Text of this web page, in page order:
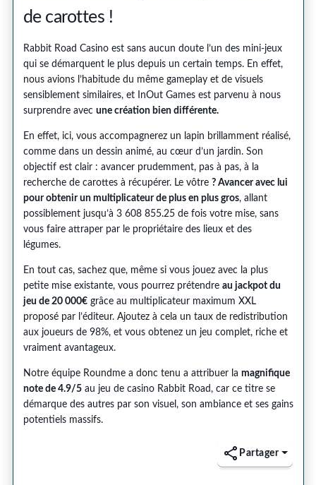
de carottes !
Rabbit Road Casino est sans aucun doute l’un des mini-jeux
qui se démarquent le plus depuis un certain temps. En effet,
nous avions l’habitude du même gameplay et de visuels
sensiblement similaires, et InOut Games est parvenu à nous
surprendre avec une création bien différente.
En effet, ici, vous accompagnerez un lapin brillamment réalisé,
comme dans un dessin animé, au cœur d’un jardin. Son
objectif est clair : avancer prudemment, pas à pas, à la
recherche de carottes à récupérer. Le vôtre ? Avancer avec lui
pour obtenir un multiplicateur de plus en plus gros, allant
possiblement jusqu’à 3 608 855.25 de fois votre mise, sans
vous faire attraper par le propriétaire des lieux et des
légumes.
En tout cas, sachez que, même si vous jouez avec la plus
petite mise existante, vous pourrez prétendre au jackpot du
jeu de 20 000€grâce au multiplicateur maximum XXL
proposé par l’éditeur. Ajoutez à cela un taux de redistribution
aux joueurs de 98%, et vous obtenez un jeu complet, riche et
vraiment avantageux.
Notre équipe Roundme a donc tenu a attribuer la magnifique
note de 4.9/5au jeu de casino Rabbit Road, car ce titre se
démarque des autres par son visuel, son ambiance et ses gains
potentiels massifs.
Partager